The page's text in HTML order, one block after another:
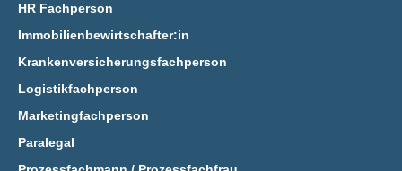
HR Fachperson
Immobilienbewirtschafter:in
Krankenversicherungsfachperson
Logistikfachperson
Marketingfachperson
Paralegal